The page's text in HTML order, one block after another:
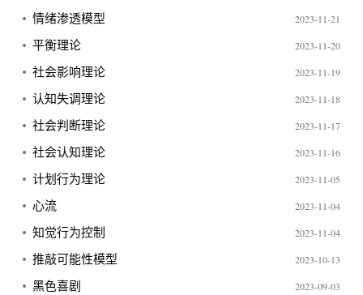
情绪渗透模型 2023-11-21
平衡理论 2023-11-20
社会影响理论 2023-11-19
认知失调理论 2023-11-18
社会判断理论 2023-11-17
社会认知理论 2023-11-16
计划行为理论 2023-11-05
心流 2023-11-04
知觉行为控制 2023-11-04
推敲可能性模型 2023-10-13
黑色喜剧 2023-09-03